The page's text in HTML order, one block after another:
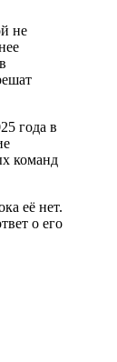
не
года в
команд
её нет.
о его